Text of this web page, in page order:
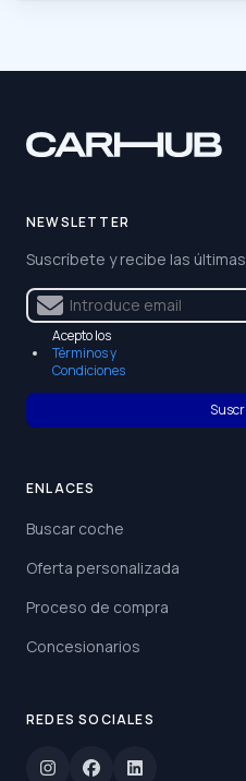
NEWSLETTER
Suscríbete y recibe las
Acepto los
Términos y
Condiciones
ENLACES
Buscar coche
Oferta personalizada
Proceso de compra
Concesionarios
REDES SOCIALES